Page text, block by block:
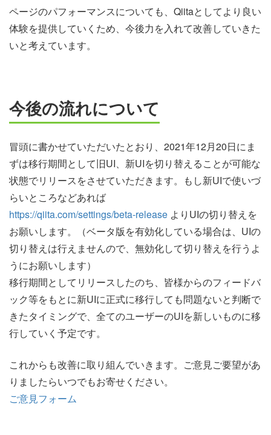
ページのパフォーマンスについても、Qiitaとしてより良い
体験を提供していくため、今後力を入れて改善していきた
いと考えています。
今後の流れについて
冒頭に書かせていただいたとおり、2021年12月20日にま
ずは移行期間として旧UI、新UIを切り替えることが可能な
状態でリリースをさせていただきます。もし新UIで使いづ
らいところなどあれば
https://qiita.com/settings/beta-release よりUIの切り替えを
お願いします。（ベータ版を有効化している場合は、UIの
切り替えは行えませんので、無効化して切り替えを行うよ
うにお願いします）
移行期間としてリリースしたのち、皆様からのフィードバ
ック等をもとに新UIに正式に移行しても問題ないと判断で
きたタイミングで、全てのユーザーのUIを新しいものに移
行していく予定です。
これからも改善に取り組んでいきます。ご意見ご要望があ
りましたらいつでもお寄せください。
ご意見フォーム